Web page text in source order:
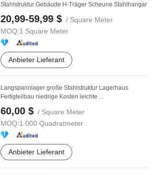
Stahlstruktur Gebäude H-Träger Scheune Stahlhangar
20,99-59,99 $ / Square Meter
MOQ:1 Square Meter
Anbieter Lieferant
Langspannlager große Stahlstruktur Lagerhaus
Fertigteilbau niedrige Kosten leichte ...
60,00 $ / Square Meter
MOQ:1.000 Quadratmeter
Anbieter Lieferant